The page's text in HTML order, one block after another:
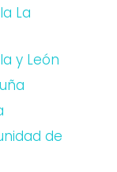
La
y León
de